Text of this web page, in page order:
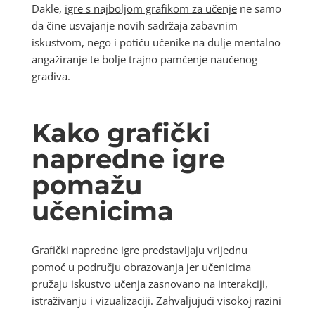
Dakle, igre s najboljom grafikom za učenjene samo
da čine usvajanje novih sadržaja zabavnim
iskustvom, nego i potiču učenike na dulje mentalno
angažiranje te bolje trajno pamćenje naučenog
gradiva.
Kako grafički
napredne igre
pomažu
učenicima
Grafički napredne igre predstavljaju vrijednu
pomoć u području obrazovanja jer učenicima
pružaju iskustvo učenja zasnovano na interakciji,
istraživanju i vizualizaciji. Zahvaljujući visokoj razini